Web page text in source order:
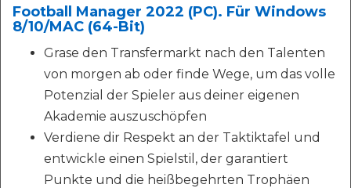
Football Manager 2022 (PC). Für Windows
8/10/MAC (64-Bit)
Grase den Transfermarkt nach den Talenten
von morgen ab oder finde Wege, um das volle
Potenzial der Spieler aus deiner eigenen
Akademie auszuschöpfen
Verdiene dir Respekt an der Taktiktafel und
entwickle einen Spielstil, der garantiert
Punkte und die heißbegehrten Trophäen